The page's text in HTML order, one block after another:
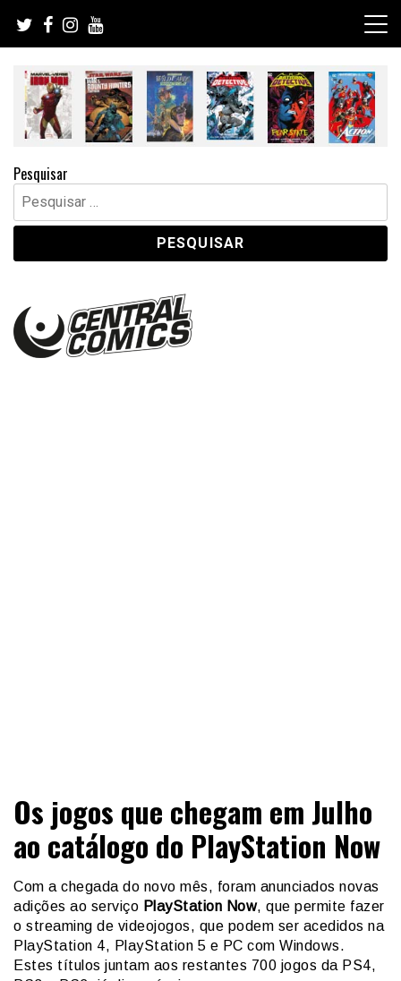
content
Pesquisar
Pesquisar
por:
Central Comics
Os jogos que chegam em Julho
ao catálogo do PlayStation Now
Com a chegada do novo mês, foram anunciados novas
adições ao serviço PlayStation Now, que permite fazer
o streaming de videojogos, que podem ser acedidos na
PlayStation 4, PlayStation 5 e PC com Windows.
Estes títulos juntam aos restantes 700 jogos da PS4,